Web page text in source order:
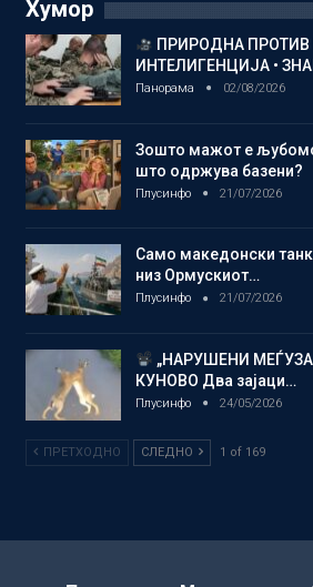
Хумор
ПРИРОДНА
ИНТЕЛИГЕНЦИЈА •
Панорама 02/08/2026
Зошто мажот е
што одржува базени?
Плусинфо 21/07/2026
Само македонски
низ Ормускиот…
Плусинфо 21/07/2026
„НАРУШЕНИ
КУНОВО Два зајаци…
Плусинфо 24/05/2026
ПРЕТХОДНО СЛЕДНО 1 of 169